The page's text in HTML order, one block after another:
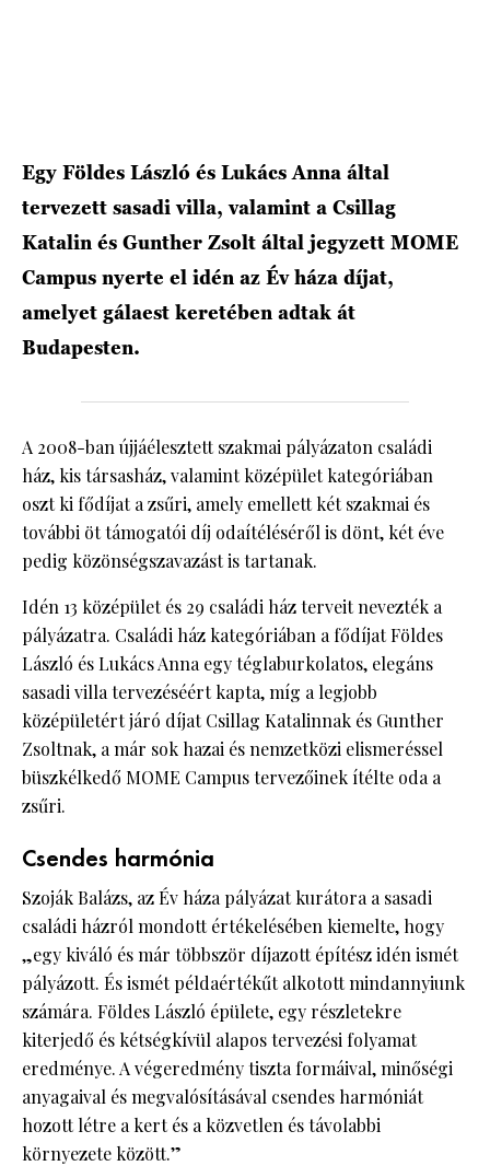
Egy Földes László és Lukács Anna által
tervezett sasadi villa, valamint a Csillag
Katalin és Gunther Zsolt által jegyzett MOME
Campus nyerte el idén az Év háza díjat,
amelyet gálaest keretében adtak át
Budapesten.
A 2008-ban újjáélesztett szakmai pályázaton családi
ház, kis társasház, valamint középület kategóriában
oszt ki fődíjat a zsűri, amely emellett két szakmai és
további öt támogatói díj odaítéléséről is dönt, két éve
pedig közönségszavazást is tartanak.
Idén 13 középület és 29 családi ház terveit nevezték a
pályázatra. Családi ház kategóriában a fődíjat Földes
László és Lukács Anna egy téglaburkolatos, elegáns
sasadi villa tervezéséért kapta, míg a legjobb
középületért járó díjat Csillag Katalinnak és Gunther
Zsoltnak, a már sok hazai és nemzetközi elismeréssel
büszkélkedő MOME Campus tervezőinek ítélte oda a
zsűri.
Csendes harmónia
Szoják Balázs, az Év háza pályázat kurátora a sasadi
családi házról mondott értékelésében kiemelte, hogy
„egy kiváló és már többször díjazott építész idén ismét
pályázott. És ismét példaértékűt alkotott mindannyiunk
számára. Földes László épülete, egy részletekre
kiterjedő és kétségkívül alapos tervezési folyamat
eredménye. A végeredmény tiszta formáival, minőségi
anyagaival és megvalósításával csendes harmóniát
hozott létre a kert és a közvetlen és távolabbi
környezete között.”